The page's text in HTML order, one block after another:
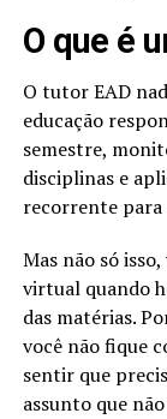
O que é
O tutor EAD
educação
semestre,
disciplinas e
recorrente para
Mas não só
virtual quando
das matérias.
você não fique
sentir que
assunto que